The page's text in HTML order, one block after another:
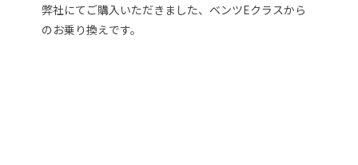
弊社にてご購入いただきました、ベンツEクラスから
のお乗り換えです。